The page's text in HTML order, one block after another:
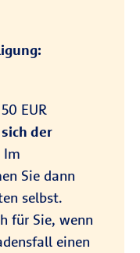
EUR
der
Im
Sie dann
selbst.
für Sie, wenn
einen